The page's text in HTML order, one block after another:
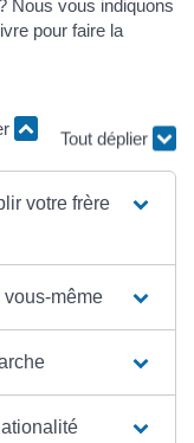
Nous vous indiquons
pour faire la
Tout déplier
votre frère
même